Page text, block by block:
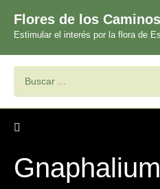
Flores de los
Estimular el interés por la flora de